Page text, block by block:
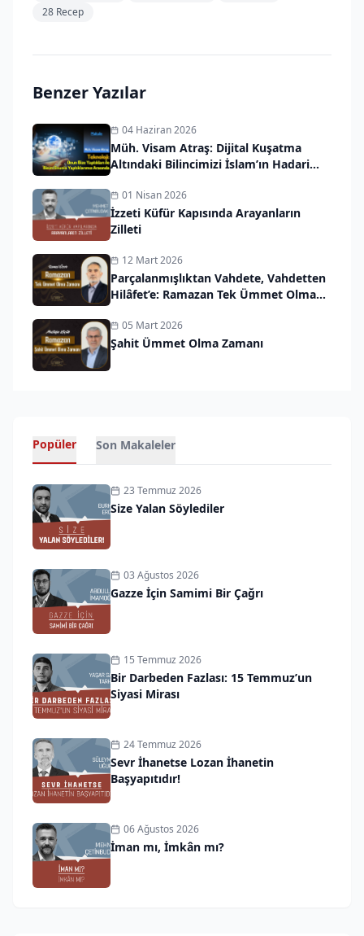
28 Recep
Benzer Yazılar
04 Haziran 2026
Müh. Visam Atraş: Dijital Kuşatma
Altındaki Bilincimizi İslam’ın Hadari
01 Nisan 2026
İzzeti Küfür Kapısında Arayanların
Zilleti
12 Mart 2026
Parçalanmışlıktan Vahdete, Vahdetten
Hilâfet’e: Ramazan Tek Ümmet Olma
05 Mart 2026
Şahit Ümmet Olma Zamanı
Popüler Son Makaleler
23 Temmuz 2026
Size Yalan Söylediler
03 Ağustos 2026
Gazze İçin Samimi Bir Çağrı
15 Temmuz 2026
Bir Darbeden Fazlası: 15 Temmuz’un
Siyasi Mirası
24 Temmuz 2026
Sevr İhanetse Lozan İhanetin
Başyapıtıdır!
06 Ağustos 2026
İman mı, İmkân mı?